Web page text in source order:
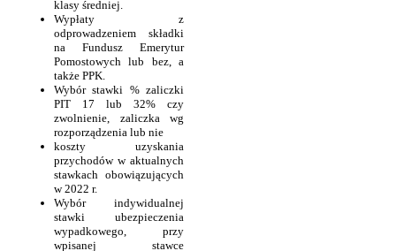
klasy średniej.
Wypłaty z
odprowadzeniem składki
na Fundusz Emerytur
Pomostowych lub bez, a
także PPK.
Wybór stawki % zaliczki
PIT 17 lub 32% czy
zwolnienie, zaliczka wg
rozporządzenia lub nie
koszty uzyskania
przychodów w aktualnych
stawkach obowiązujących
w 2022 r.
Wybór indywidualnej
stawki ubezpieczenia
wypadkowego, przy
wpisanej stawce